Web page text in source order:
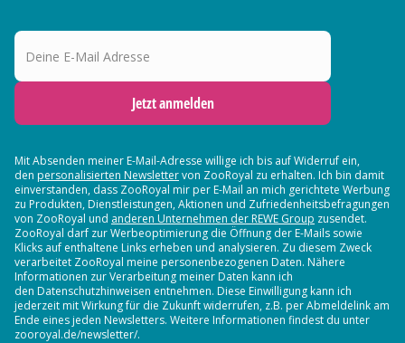
Deine E-Mail Adresse
Jetzt anmelden
Mit Absenden meiner E-Mail-Adresse willige ich bis auf Widerruf ein,
den personalisierten Newslettervon ZooRoyal zu erhalten. Ich bin damit
einverstanden, dass ZooRoyal mir per E-Mail an mich gerichtete Werbung
zu Produkten, Dienstleistungen, Aktionen und Zufriedenheitsbefragungen
von ZooRoyal und anderen Unternehmen der REWE Group zusendet.
ZooRoyal darf zur Werbeoptimierung die Öffnung der E-Mails sowie
Klicks auf enthaltene Links erheben und analysieren. Zu diesem Zweck
verarbeitet ZooRoyal meine personenbezogenen Daten. Nähere
Informationen zur Verarbeitung meiner Daten kann ich
den Datenschutzhinweisen entnehmen. Diese Einwilligung kann ich
jederzeit mit Wirkung für die Zukunft widerrufen, z.B. per Abmeldelink am
Ende eines jeden Newsletters. Weitere Informationen findest du unter
zooroyal.de/newsletter/.